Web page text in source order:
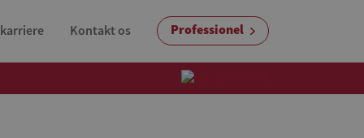
Kontakt os Professionel